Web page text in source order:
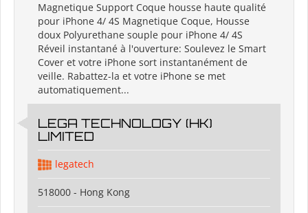
Magnetique Support Coque housse haute qualité
pour iPhone 4/ 4S Magnetique Coque, Housse
doux Polyurethane souple pour iPhone 4/ 4S
Réveil instantané à l'ouverture: Soulevez le Smart
Cover et votre iPhone sort instantanément de
veille. Rabattez-la et votre iPhone se met
automatiquement...
LEGA TECHNOLOGY (HK)
LIMITED
legatech
518000 - Hong Kong